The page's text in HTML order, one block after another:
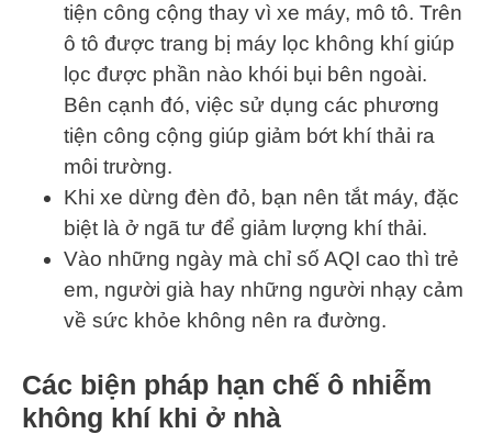
tiện công cộng thay vì xe máy, mô tô. Trên
ô tô được trang bị máy lọc không khí giúp
lọc được phần nào khói bụi bên ngoài.
Bên cạnh đó, việc sử dụng các phương
tiện công cộng giúp giảm bớt khí thải ra
môi trường.
Khi xe dừng đèn đỏ, bạn nên tắt máy, đặc
biệt là ở ngã tư để giảm lượng khí thải.
Vào những ngày mà chỉ số AQI cao thì trẻ
em, người già hay những người nhạy cảm
về sức khỏe không nên ra đường.
Các biện pháp hạn chế ô nhiễm
không khí khi ở nhà